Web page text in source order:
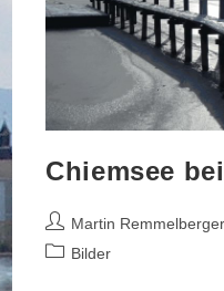
Chiemsee
Beitrags-
Autor:
Martin Remmelberger
Beitrags-
Bilder